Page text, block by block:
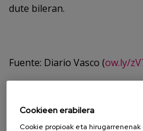
dute bileran.
Fuente: Diario Vasco (ow.ly/
Cookieen erabilera
Cookie propioak eta